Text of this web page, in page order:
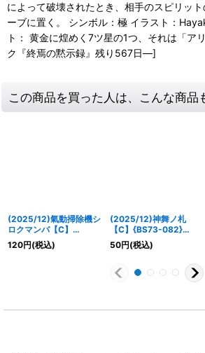
によって破壊されたとき、相手のスピリッ
ーブに置く。 シンボル：極 イラスト：
ト： 黄金に煌めく7ツ星の1つ、それは「ア
ク『終焉の黙示録』残り567日―]
この商品を買った人は、こんな商品
(2025/12)氣動掃除機シ
ロクマンバ【C】
{BS73-032}《白》
120円(税込)
(2025/12)神舞ノ札
【C】{BS73-082}
《青》
50円(税込)